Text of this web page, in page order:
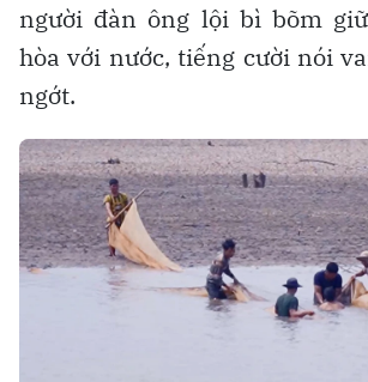
người đàn ông lội bì bõm
hòa với nước, tiếng cười nói
ngớt.